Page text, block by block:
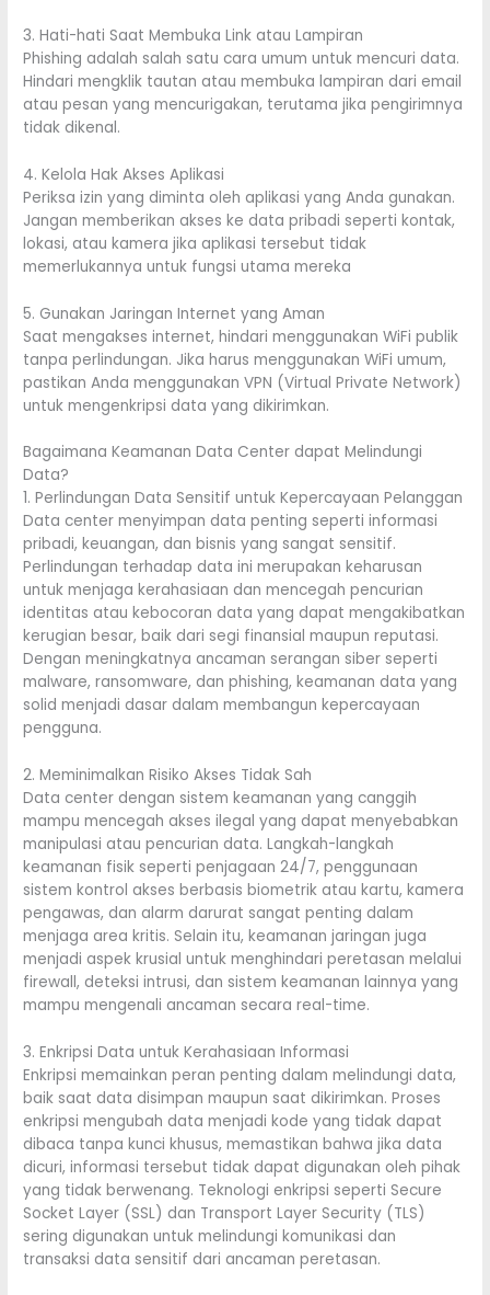
3. Hati-hati Saat Membuka Link atau Lampiran
Phishing adalah salah satu cara umum untuk mencuri data.
Hindari mengklik tautan atau membuka lampiran dari email
atau pesan yang mencurigakan, terutama jika pengirimnya
tidak dikenal.
4. Kelola Hak Akses Aplikasi
Periksa izin yang diminta oleh aplikasi yang Anda gunakan.
Jangan memberikan akses ke data pribadi seperti kontak,
lokasi, atau kamera jika aplikasi tersebut tidak
memerlukannya untuk fungsi utama mereka
5. Gunakan Jaringan Internet yang Aman
Saat mengakses internet, hindari menggunakan WiFi publik
tanpa perlindungan. Jika harus menggunakan WiFi umum,
pastikan Anda menggunakan VPN (Virtual Private Network)
untuk mengenkripsi data yang dikirimkan.
Bagaimana Keamanan Data Center dapat Melindungi
Data?
1. Perlindungan Data Sensitif untuk Kepercayaan Pelanggan
Data center menyimpan data penting seperti informasi
pribadi, keuangan, dan bisnis yang sangat sensitif.
Perlindungan terhadap data ini merupakan keharusan
untuk menjaga kerahasiaan dan mencegah pencurian
identitas atau kebocoran data yang dapat mengakibatkan
kerugian besar, baik dari segi finansial maupun reputasi.
Dengan meningkatnya ancaman serangan siber seperti
malware, ransomware, dan phishing, keamanan data yang
solid menjadi dasar dalam membangun kepercayaan
pengguna.
2. Meminimalkan Risiko Akses Tidak Sah
Data center dengan sistem keamanan yang canggih
mampu mencegah akses ilegal yang dapat menyebabkan
manipulasi atau pencurian data. Langkah-langkah
keamanan fisik seperti penjagaan 24/7, penggunaan
sistem kontrol akses berbasis biometrik atau kartu, kamera
pengawas, dan alarm darurat sangat penting dalam
menjaga area kritis. Selain itu, keamanan jaringan juga
menjadi aspek krusial untuk menghindari peretasan melalui
firewall, deteksi intrusi, dan sistem keamanan lainnya yang
mampu mengenali ancaman secara real-time.
3. Enkripsi Data untuk Kerahasiaan Informasi
Enkripsi memainkan peran penting dalam melindungi data,
baik saat data disimpan maupun saat dikirimkan. Proses
enkripsi mengubah data menjadi kode yang tidak dapat
dibaca tanpa kunci khusus, memastikan bahwa jika data
dicuri, informasi tersebut tidak dapat digunakan oleh pihak
yang tidak berwenang. Teknologi enkripsi seperti Secure
Socket Layer (SSL) dan Transport Layer Security (TLS)
sering digunakan untuk melindungi komunikasi dan
transaksi data sensitif dari ancaman peretasan.